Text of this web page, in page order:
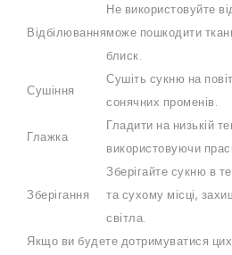
Відбілювання
Не використовуйте
може пошкодити
блиск.
Сушіння
Сушіть сукню на
сонячних променів.
Глажка
Гладити на низькій
використовуючи
Зберігання
Зберігайте сукню в
та сухому місці,
світла.
Якщо ви будете дотримуватися